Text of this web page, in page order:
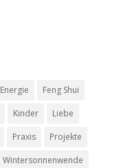
Energie
Feng Shui
Kinder
Liebe
Praxis
Projekte
Wintersonnenwende